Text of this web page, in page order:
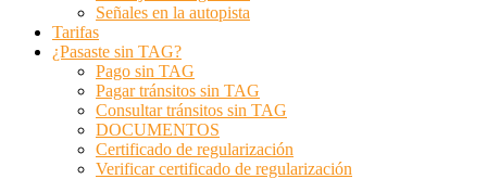
Señales en la autopista
Tarifas
¿Pasaste sin TAG?
Pago sin TAG
Pagar tránsitos sin TAG
Consultar tránsitos sin TAG
DOCUMENTOS
Certificado de regularización
Verificar certificado de regularización